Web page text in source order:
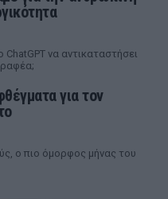
ChatGPT να αντικαταστήσει
για τον
ο πιο όμορφος μήνας του